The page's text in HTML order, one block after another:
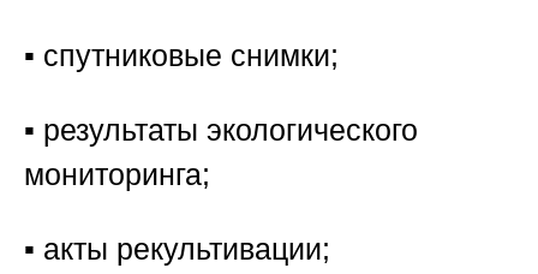
▪️ спутниковые снимки;
▪️ результаты экологического
мониторинга;
▪️ акты рекультивации;